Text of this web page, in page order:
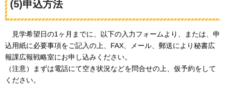
(5)申込方法
見学希望日の1ヶ月までに、以下の入力フォームより、または、申
込用紙に必要事項をご記入の上、FAX、メール、郵送により秘書広
報課広報戦略室にお申し込みください。
（注意）まずは電話にて空き状況などを問合せの上、仮予約をして
ください。